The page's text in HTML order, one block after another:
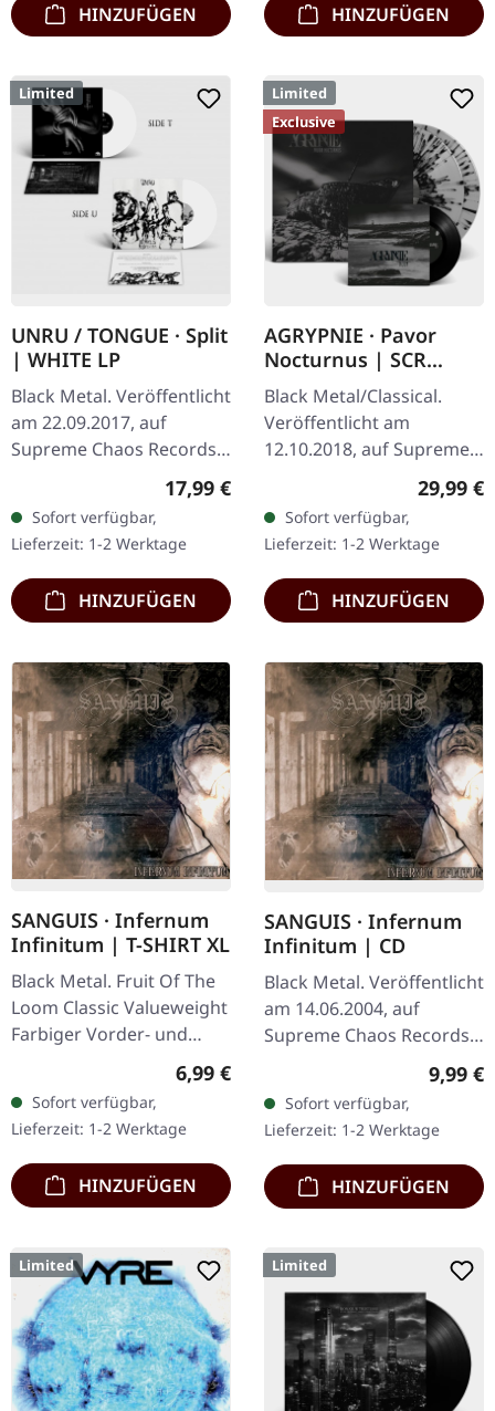
HINZUFÜGEN HINZUFÜGEN
Limited
UNRU / TONGUE · Split
| WHITE LP
Black Metal. Veröffentlicht
am 22.09.2017, auf
Supreme Chaos Records.
Weißes Vinyl, limitiert auf
handnummerierte
Exemplare. · 180g Vinyl
für…
Regulärer Preis:
17,99 €
Sofort verfügbar,
Lieferzeit: 1-2 Werktage
HINZUFÜGEN
Limited
Exclusive
AGRYPNIE · Pavor
Nocturnus | SCR
GREY/BLACK SPLATTER
2LP+7" BUNDLE
Black Metal/Classical.
Veröffentlicht am
12.10.2018, auf Supreme
Chaos Records. Schweres
180g Doppel-Vinyl im
Gatefold-Cover mit der
extra 7" Single…
29,99 €
Sofort verfügbar,
Lieferzeit: 1-2 Werktage
HINZUFÜGEN
SANGUIS · Infernum
Infinitum | T-SHIRT XL
Black Metal. Fruit Of The
Loom Classic Valueweight
Farbiger Vorder- und
Regulärer Preis:
6,99 €
Sofort verfügbar,
Lieferzeit: 1-2 Werktage
HINZUFÜGEN
SANGUIS · Infernum
Infinitum | CD
Black Metal. Veröffentlicht
am 14.06.2004, auf
Supreme Chaos Records.
CD im Jewelcase mit 16-
seitigem Booklet. Die
österreichische Black
Metal-Horde…
9,99 €
Sofort verfügbar,
Lieferzeit: 1-2 Werktage
HINZUFÜGEN
Limited Limited